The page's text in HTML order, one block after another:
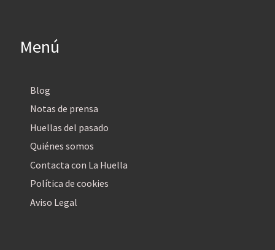
Menú
Blog
Notas de prensa
Huellas del pasado
Quiénes somos
Contacta con La Huella
Política de cookies
Aviso Legal